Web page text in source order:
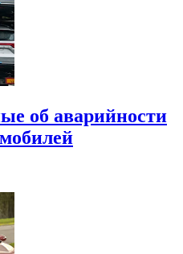
об аварийности